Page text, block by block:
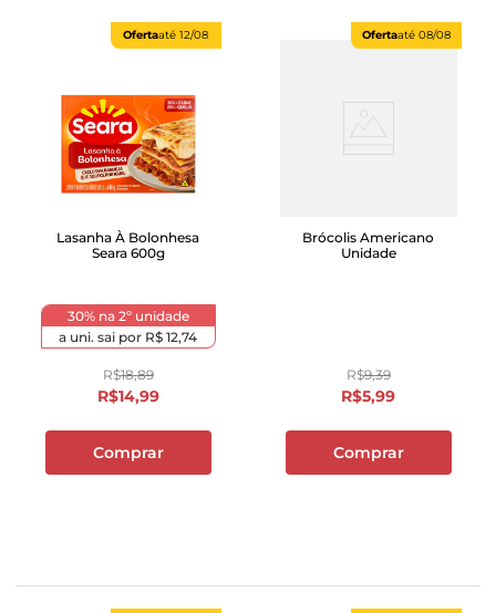
Ofertaaté 12/08
Lasanha À Bolonhesa
Seara 600g
30% na 2º unidade
a uni. sai por R$ 12,74
R$18,89
R$14,99
Comprar
Ofertaaté 08/08
Brócolis Americano
Unidade
R$9,39
R$5,99
Comprar